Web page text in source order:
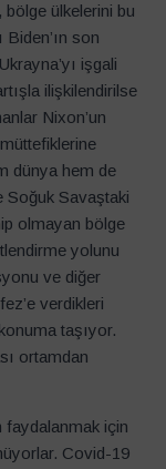
bölge ülkelerini bu
son
işgali
ilişkilendirilse
Nixon’un
dünya hem de
Soğuk Savaştaki
olmayan bölge
yolunu
ve diğer
verdikleri
taşıyor.
ortamdan
faydalanmak için
Covid-19